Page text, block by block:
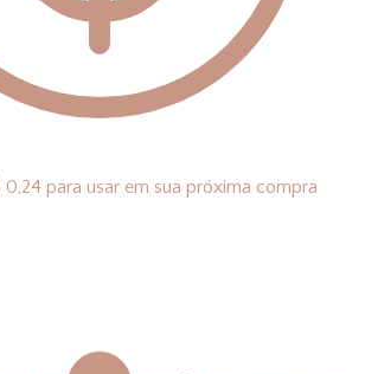
0,24 para usar em sua próxima compra